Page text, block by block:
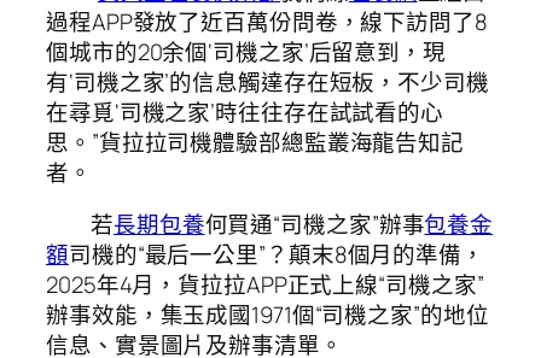
過程APP發放了近百萬份問卷，線下訪問了8
個城市的20余個‘司機之家’后留意到，現
有‘司機之家’的信息觸達存在短板，不少司機
在尋覓‘司機之家’時往往存在試試看的心
思。”貨拉拉司機體驗部總監叢海龍告知記
者。
若長期包養何買通“司機之家”辦事包養金
額司機的“最后一公里”？顛末8個月的準備，
2025年4月，貨拉拉APP正式上線“司機之家”
辦事效能，集玉成國1971個“司機之家”的地位
信息、實景圖片及辦事清單。